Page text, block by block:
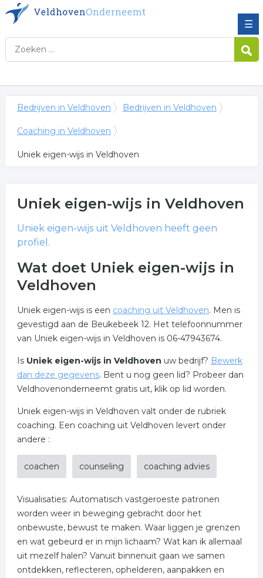
☰
Bedrijven in Veldhoven Bedrijven in Veldhoven
Coaching in Veldhoven
Uniek eigen-wijs in Veldhoven
Uniek eigen-wijs in Veldhoven
Uniek eigen-wijsuit Veldhoven heeft geen
profiel.
Wat doet Uniek eigen-wijs in
Veldhoven
Uniek eigen-wijs is een coaching uit Veldhoven. Men is
gevestigd aan de Beukebeek 12. Het telefoonnummer
van Uniek eigen-wijs in Veldhoven is 06-47943674.
Is Uniek eigen-wijs in Veldhoven uw bedrijf? Bewerk
dan deze gegevens. Bent u nog geen lid? Probeer dan
Veldhovenonderneemt gratis uit, klik op lid worden.
Uniek eigen-wijs in Veldhoven valt onder de rubriek
coaching. Een coaching uit Veldhoven levert onder
andere :
coachen counseling coaching advies
Visualisaties: Automatisch vastgeroeste patronen
worden weer in beweging gebracht door het
onbewuste, bewust te maken. Waar liggen je grenzen
en wat gebeurd er in mijn lichaam? Wat kan ik allemaal
uit mezelf halen? Vanuit binnenuit gaan we samen
ontdekken, reflecteren, ophelderen, aanpakken en